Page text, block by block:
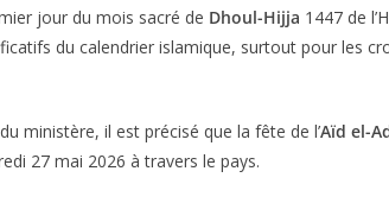
jour du mois sacré de Dhoul-Hijja 1447 de
du calendrier islamique, surtout pour les
ministère, il est précisé que la fête de l’Aïd el-
27 mai 2026 à travers le pays.